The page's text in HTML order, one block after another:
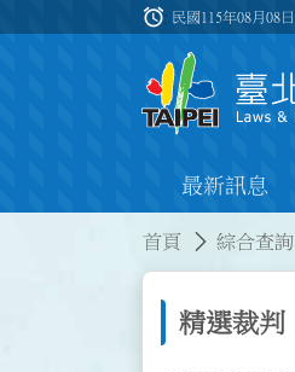
:::
alarm 民國115年08月08
最新訊息
首頁 綜合查詢
精選裁判